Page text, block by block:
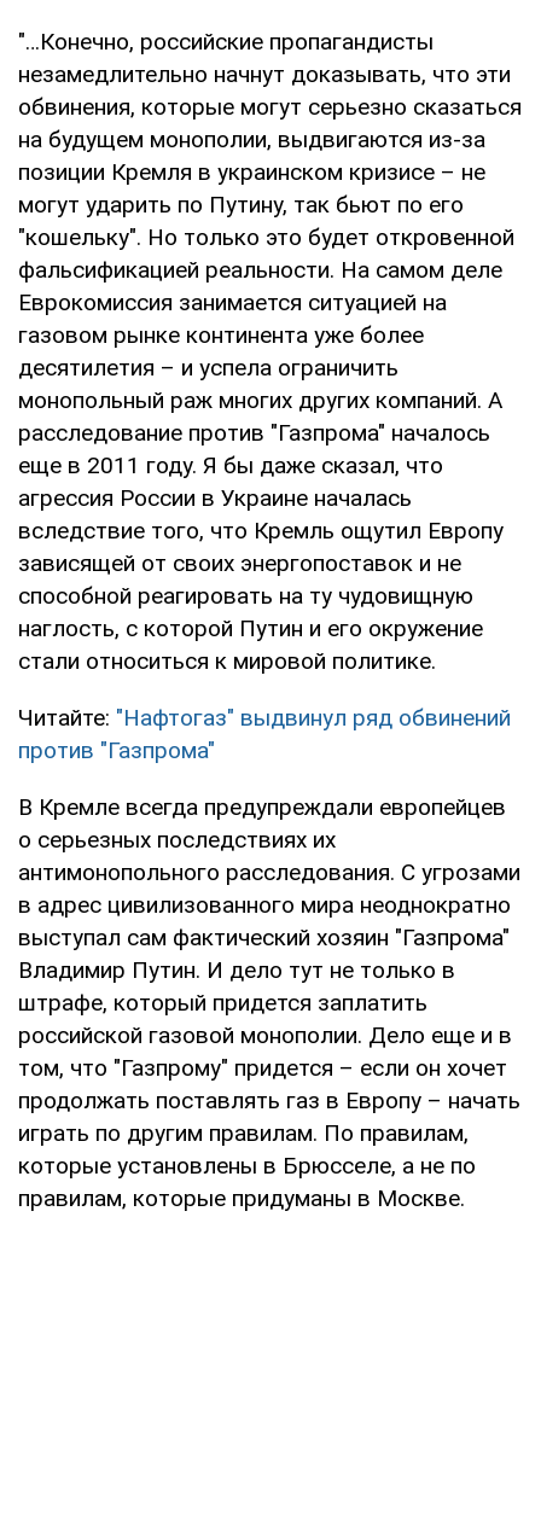
"…Конечно, российские пропагандисты
незамедлительно начнут доказывать, что эти
обвинения, которые могут серьезно сказаться
на будущем монополии, выдвигаются из-за
позиции Кремля в украинском кризисе – не
могут ударить по Путину, так бьют по его
"кошельку". Но только это будет откровенной
фальсификацией реальности. На самом деле
Еврокомиссия занимается ситуацией на
газовом рынке континента уже более
десятилетия – и успела ограничить
монопольный раж многих других компаний. А
расследование против "Газпрома" началось
еще в 2011 году. Я бы даже сказал, что
агрессия России в Украине началась
вследствие того, что Кремль ощутил Европу
зависящей от своих энергопоставок и не
способной реагировать на ту чудовищную
наглость, с которой Путин и его окружение
стали относиться к мировой политике.
Читайте: "Нафтогаз" выдвинул ряд обвинений
против "Газпрома"
В Кремле всегда предупреждали европейцев
о серьезных последствиях их
антимонопольного расследования. С угрозами
в адрес цивилизованного мира неоднократно
выступал сам фактический хозяин "Газпрома"
Владимир Путин. И дело тут не только в
штрафе, который придется заплатить
российской газовой монополии. Дело еще и в
том, что "Газпрому" придется – если он хочет
продолжать поставлять газ в Европу – начать
играть по другим правилам. По правилам,
которые установлены в Брюсселе, а не по
правилам, которые придуманы в Москве.